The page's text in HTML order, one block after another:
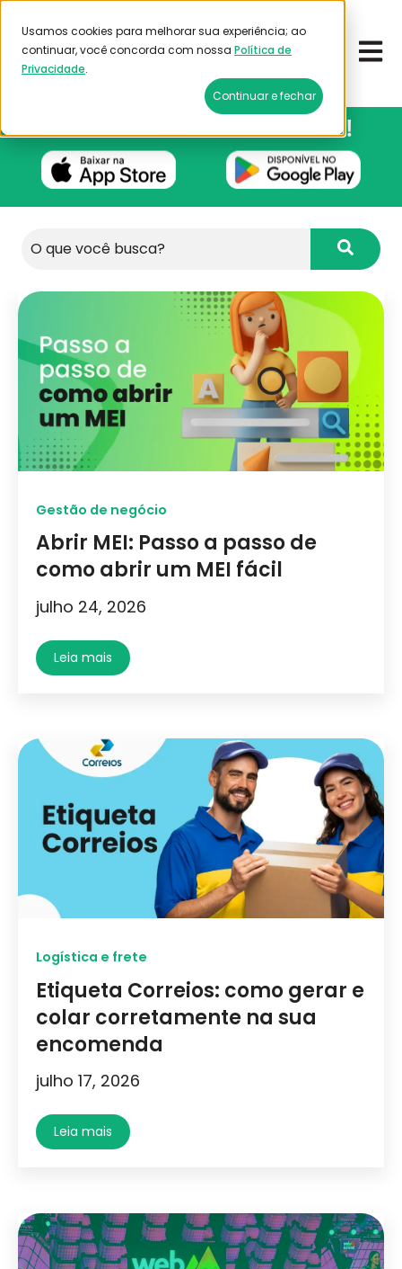
Usamos cookies para melhorar sua experiência; ao
continuar, você concorda com nossa Política de
Privacidade.
Continuar e fechar
Emitir frete
Este é um campo de pesquisa com recurso
Gestão de negócio
Abrir MEI: Passo a passo de
como abrir um MEI fácil
julho 24, 2026
Leia mais
Logística e frete
Etiqueta Correios: como gerar e
colar corretamente na sua
encomenda
julho 17, 2026
Leia mais